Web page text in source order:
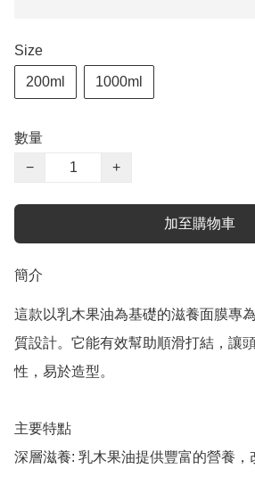
Size
200ml 1000ml
數量
−
+
加至購物車
簡介
這款以乳木果油為基礎的滋養面膜專
質設計。它能有效幫助順滑打結，讓
性，易於造型。
主要特點
深層滋養: 乳木果油提供豐富的營養，